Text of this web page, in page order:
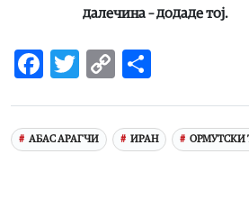
далечина – додаде тој.
Facebook
Twitter
Copy
АБАС АРАГЧИ ИРАН ОРМУТСКИ